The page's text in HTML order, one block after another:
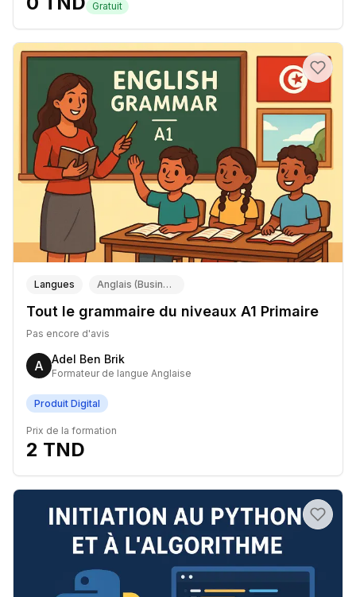
Gratuit
Langues Anglais (Business English, Conversation, Examens TOEFL/IELTS)
Tout le grammaire du niveaux A1 Primaire
Pas encore d'avis
A Adel Ben Brik
Formateur de langue Anglaise
Produit Digital
Prix de la formation
2 TND